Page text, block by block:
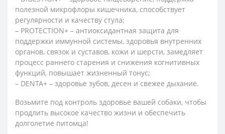
полезной микрофлоры кишечника, способствует
регулярности и качеству стула;
– PROTECTION+ – антиоксидантная защита для
поддержки иммунной системы, здоровья внутренних
органов, связок и суставов, кожи и шерсти, замедляет
процесс раннего старения и снижения когнитивных
функций, повышает жизненный тонус;
– DENTA+ – здоровье зубов, десен и свежее дыхание.
Возьмите под контроль здоровье вашей собаки, чтобы
продлить высокое качество жизни и обеспечить
долголетие питомца!